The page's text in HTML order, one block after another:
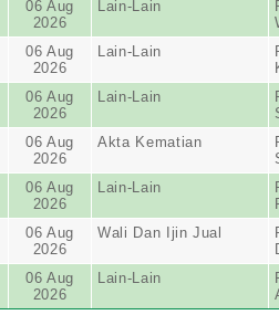
06 Aug
2026
Lain-Lain
06 Aug
2026
Lain-Lain
06 Aug
2026
Lain-Lain
06 Aug
2026
Akta Kematian
06 Aug
2026
Lain-Lain
06 Aug
2026
Wali Dan Ijin Jual
06 Aug
2026
Lain-Lain